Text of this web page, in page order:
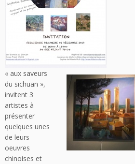
« aux saveurs
du sichuan »,
invitent 3
artistes à
présenter
quelques unes
de leurs
oeuvres
chinoises et